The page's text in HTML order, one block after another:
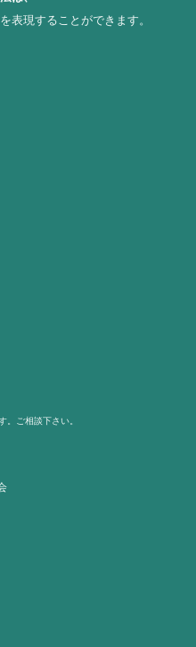
表現することができます。
。ご相談下さい。